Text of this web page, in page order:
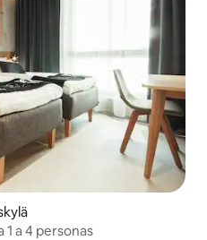
1 a 4 personas